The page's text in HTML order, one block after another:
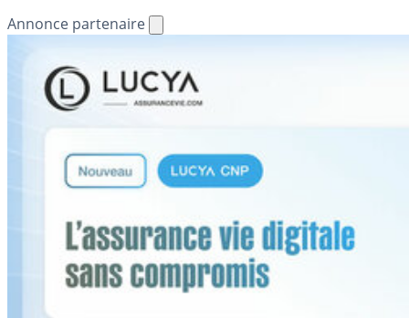
Annonce partenaire